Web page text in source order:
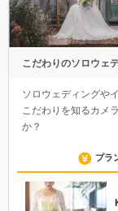
こだわりのソロウェ
ソロウェディングや
こだわりを知るカメ
か？
プラ